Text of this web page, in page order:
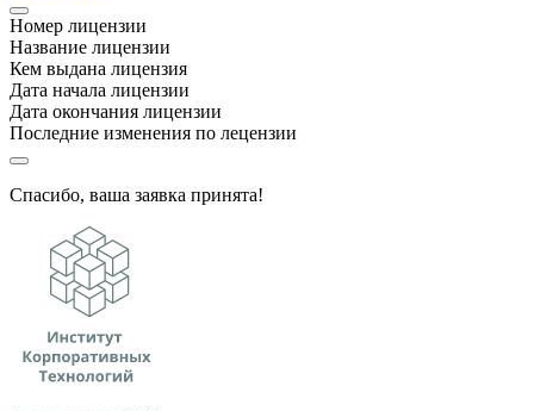
Номер лицензии
Название лицензии
Кем выдана лицензия
Дата начала лицензии
Дата окончания лицензии
Последние изменения по лецензии
Спасибо, ваша заявка принята!